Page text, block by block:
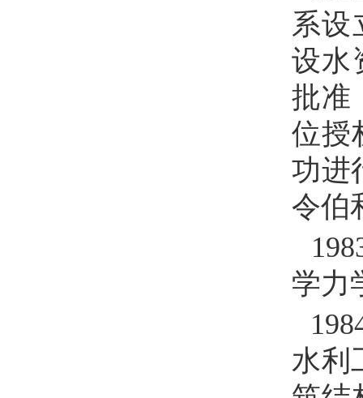
系设
设水
批准
位授
功进
令伯
学力
水利